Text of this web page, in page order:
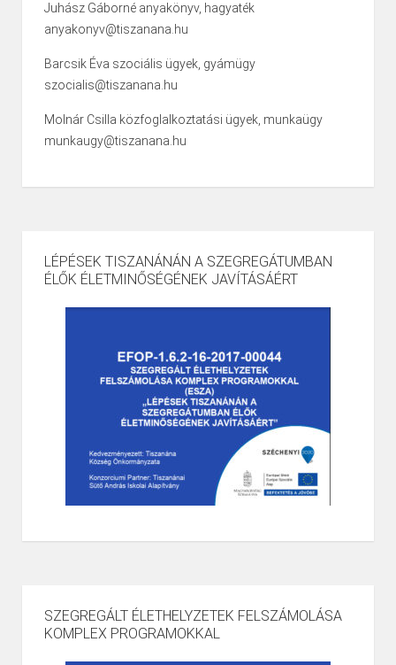
Juhász Gáborné anyakönyv, hagyaték
anyakonyv@tiszanana.hu
Barcsik Éva szociális ügyek, gyámügy
szocialis@tiszanana.hu
Molnár Csilla közfoglalkoztatási ügyek, munkaügy
munkaugy@tiszanana.hu
LÉPÉSEK TISZANÁNÁN A SZEGREGÁTUMBAN
ÉLŐK ÉLETMINŐSÉGÉNEK JAVÍTÁSÁÉRT
SZEGREGÁLT ÉLETHELYZETEK FELSZÁMOLÁSA
KOMPLEX PROGRAMOKKAL